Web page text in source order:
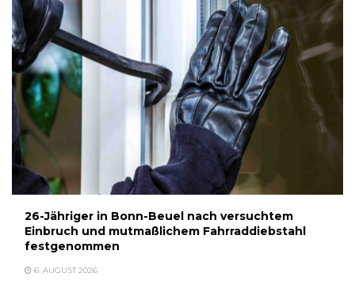
26-Jähriger in Bonn-Beuel nach versuchtem
Einbruch und mutmaßlichem Fahrraddiebstahl
festgenommen
6. AUGUST 2026